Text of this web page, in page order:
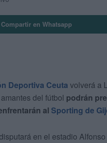
Compartir en Whatsapp
Deportiva Ceuta volverá a
del fútbol podrán
al Sporting de
en el estadio